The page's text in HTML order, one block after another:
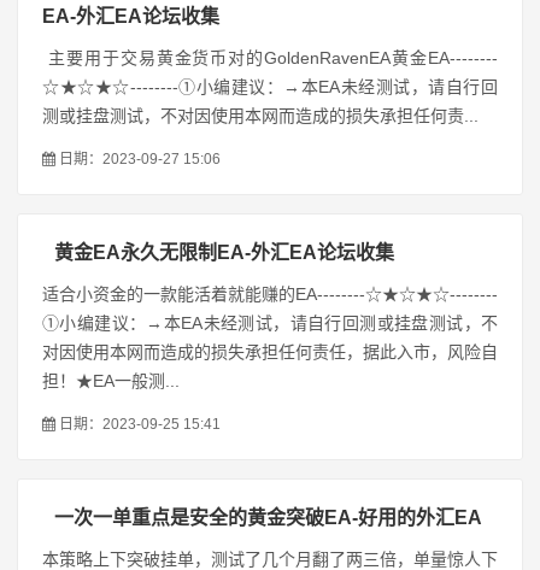
EA-外汇EA论坛收集
主要用于交易黄金货币对的GoldenRavenEA黄金EA--------
☆★☆★☆--------①小编建议：→本EA未经测试，请自行回
测或挂盘测试，不对因使用本网而造成的损失承担任何责...
日期：2023-09-27 15:06
黄金EA永久无限制EA-外汇EA论坛收集
适合小资金的一款能活着就能赚的EA--------☆★☆★☆--------
①小编建议：→本EA未经测试，请自行回测或挂盘测试，不
对因使用本网而造成的损失承担任何责任，据此入市，风险自
担！★EA一般测...
日期：2023-09-25 15:41
一次一单重点是安全的黄金突破EA-好用的外汇EA
本策略上下突破挂单，测试了几个月翻了两三倍，单量惊人下